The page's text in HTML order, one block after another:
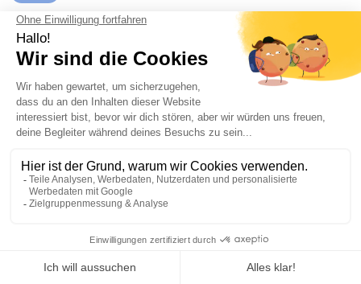
Hinzufügen
WAS IST ENTHALTEN?
3 Stunden-Ticket für euch und eure Gruppe
Ausstattung: Pool, Sauna, Jacuzzi, Hammam
Euer Guide begleitet euch ins Spa, um
Mein JGA in Bratislava